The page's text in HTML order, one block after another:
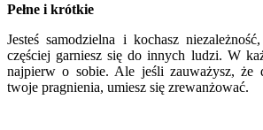
Pełne i krótkie
Jesteś samodzielna i kochasz
częściej garniesz się do innych ludzi. W
najpierw o sobie. Ale jeśli zauważysz, że
twoje pragnienia, umiesz się zrewanżować.